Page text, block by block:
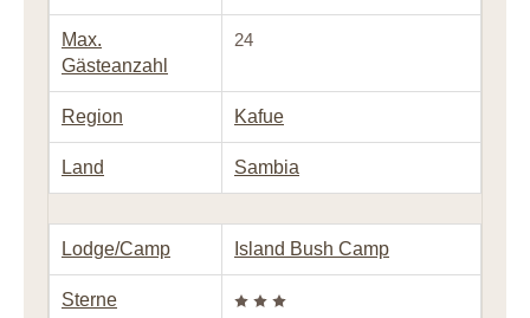
Max.
Gästeanzahl
24
Region Kafue
Land Sambia
Lodge/Camp Island Bush Camp
Sterne